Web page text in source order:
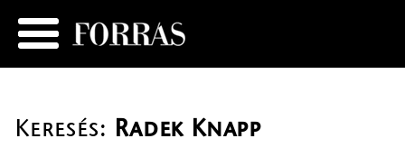
Keresés: Radek Knapp